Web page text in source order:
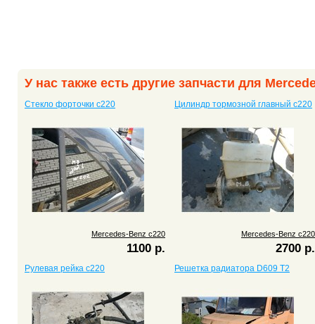
У нас также есть другие запчасти для
Стекло форточки c220
Mercedes-Benz c220
1100 р.
Цилиндр тормозной главный c220
Mercedes-Benz c220
2700 р.
Рулевая рейка c220 Решетка радиатора D609 T2